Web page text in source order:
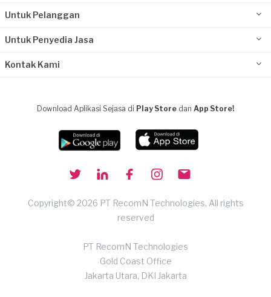
Untuk Pelanggan
Untuk Penyedia Jasa
Kontak Kami
Download Aplikasi Sejasa di Play Store dan App Store!
Copyright© 2026 PT RecomN Technologies, All rights
reserved
PT RecomN Technologies
Gold Coast Office
Jakarta Utara, DKI Jakarta